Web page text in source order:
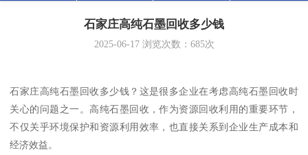
石家庄高纯石墨回收多少钱
2025-06-17浏览次数： 685次
石家庄高纯石墨回收多少钱？这是很多企业在考虑高纯石墨回收时
关心的问题之一。高纯石墨回收，作为资源回收利用的重要环节，
不仅关乎环境保护和资源利用效率，也直接关系到企业生产成本和
经济效益。